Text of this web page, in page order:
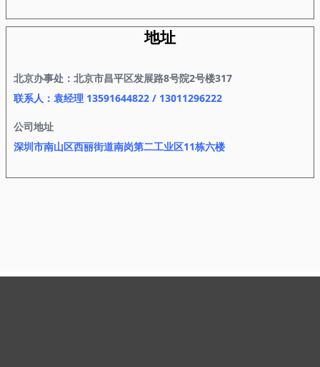
地址
北京办事处：北京市昌平区发展路8号院2号楼317
联系人：袁经理 13591644822 / 13011296222
公司地址
深圳市南山区西丽街道南岗第二工业区11栋六楼